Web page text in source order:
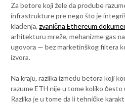
Za betore koji žele da prodube
infrastrukture pre nego što je
klađenja,zvanična Ethereum
arhitekturu mreže, mehanizme gas
ugovora — bez marketinškog filtera
izvora.
Na kraju, razlika između betora koji
razume ETH nije u tome koliko
Razlika je u tome da li tehničke